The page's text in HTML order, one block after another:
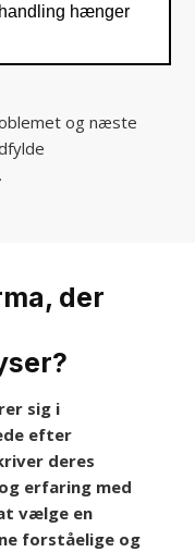
hænger
og næste
.
der
sig i
efter
deres
erfaring med
vælge en
forståelige og